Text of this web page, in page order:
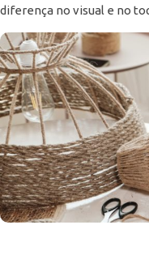
diferença no visual e no